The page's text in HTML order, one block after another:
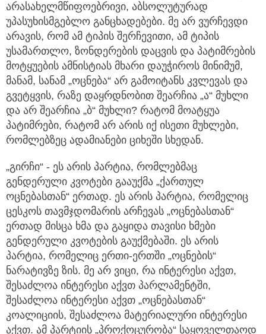
არასახელმწიფოებრივი, აბსოლუტურად
უპასუხისმგებლო განცხადებები. მე არ ვურჩევდი
არავის, რომ ამ ტიპის შერჩევითი, ამ ტიპის
უსამართლო, ზონდერების დაცვის და პატიმრების
მოტყუების ამნისტიას მხარი დაუჭიროს მინიმუმ,
მანამ, სანამ „ოცნება“ არ გამოიტანს კვლევას და
გვეტყვის, რაზე დაყრდნობით შეარჩია „ა“ მუხლი
და არ შეარჩია „ბ“ მუხლი? რატომ მოატყუა
პატიმრები, რატომ არ არის იქ ისეთი მუხლები,
რომლებზეც ადამიანები ციხეში სხედან.
„გირჩი“ - ეს არის პარტია, რომლებმაც
გენდერული კვოტები გააუქმა „ქართულ
ოცნებასთან“ ერთად. ეს არის პარტია, რომელიც
ცესკოს თავმჯდომარის არჩევას „ოცნებასთან“
ერთად მისცა ხმა და გაყიდა თავისი ხმები
გენდერული კვოტების გაუქმებაში. ეს არის
პარტია, რომელიც ერთი-ერთში „ოცნების“
ნარატივზე ზის. მე არ ვიცი, რა ინტერესი აქვთ,
შესაძლოა ინტერესი აქვთ პარლამენტში,
შესაძლოა ინტერესი აქვთ „ოცნებასთან“
კოალიციის, შესაძლოა მატერიალური ინტერესი
აქვთ. ამ პარტიის „პროქოცურობა“ საყოველთაოდ